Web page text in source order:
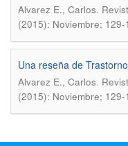
Alvarez E., Carlos.
(2015): Noviembre; 129-
Una reseña de
Alvarez E., Carlos.
(2015): Noviembre; 129-